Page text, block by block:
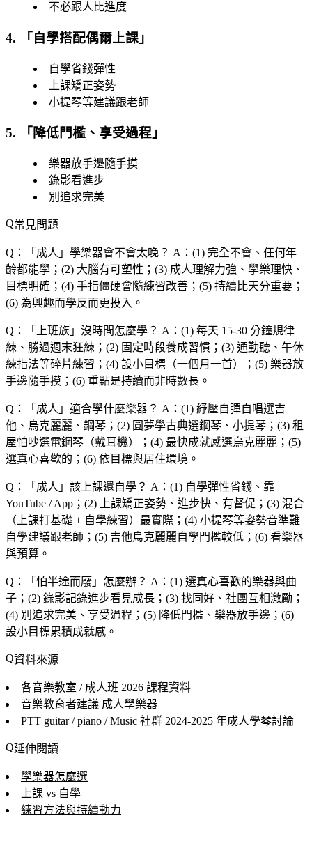
不必跟人比進度
4. 「 自學搭配偶爾上課 」
自學省錢彈性
上課矯正姿勢
小提琴等建議跟老師
5. 「 降低門檻、享受過程 」
樂器放手邊隨手摸
錄影看進步
別追求完美
常見問題
Q：「 成人 」學樂器會不會太晚？ A：(1) 完全不會、任何年
齡都能學；(2) 大腦有可塑性；(3) 成人理解力強、學樂理快、
目標明確；(4) 手指僵硬會隨練習改善；(5) 持續比天分重要；
(6) 為興趣而學反而更投入。
Q：「 上班族 」沒時間怎麼學？ A：(1) 每天 15-30 分鐘規律
練、勝過週末狂練；(2) 固定時段養成習慣；(3) 通勤聽、午休
練指法等碎片練習；(4) 設小目標（一個月一首）；(5) 樂器放
手邊隨手摸；(6) 重點是持續而非時數長。
Q：「 成人 」適合學什麼樂器？ A：(1) 紓壓自彈自唱選吉
他、烏克麗麗、鋼琴；(2) 圓夢學古典選鋼琴、小提琴；(3) 租
屋怕吵選電鋼琴（戴耳機）；(4) 最快成就感選烏克麗麗；(5)
選真心喜歡的；(6) 依目標與居住環境。
Q：「 成人 」該上課還自學？ A：(1) 自學彈性省錢、靠
YouTube / App；(2) 上課矯正姿勢、進步快、有督促；(3) 混合
（上課打基礎 + 自學練習）最實際；(4) 小提琴等姿勢音準難
自學建議跟老師；(5) 吉他烏克麗麗自學門檻較低；(6) 看樂器
與預算。
Q：「 怕半途而廢 」怎麼辦？ A：(1) 選真心喜歡的樂器與曲
子；(2) 錄影記錄進步看見成長；(3) 找同好、社團互相激勵；
(4) 別追求完美、享受過程；(5) 降低門檻、樂器放手邊；(6)
設小目標累積成就感。
資料來源
各音樂教室 / 成人班 2026 課程資料
音樂教育者建議 成人學樂器
PTT guitar / piano / Music 社群 2024-2025 年成人學琴討論
延伸閱讀
學樂器怎麼選
上課 vs 自學
練習方法與持續動力